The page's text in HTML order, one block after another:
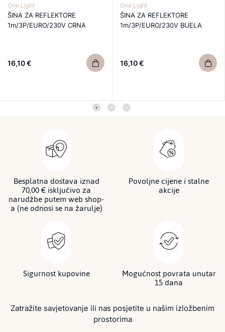
One Light
ŠINA ZA REFLEKTORE
1m/3P/EURO/230V CRNA
16,10 €
One Light
ŠINA ZA REFLEKTORE
1m/3P/EURO/230V BIJELA
16,10 €
Besplatna dostava iznad
70,00 € isključivo za
narudžbe putem web shop-
a (ne odnosi se na žarulje)
Povoljne cijene i stalne
akcije
Sigurnost kupovine Mogućnost povrata unutar
15 dana
Zatražite savjetovanje ili nas posjetite u našim izložbenim
prostorima